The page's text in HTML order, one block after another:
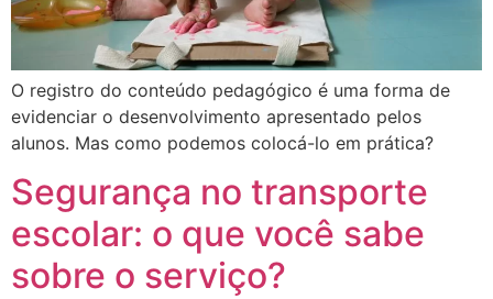
O registro do conteúdo pedagógico é uma forma de
evidenciar o desenvolvimento apresentado pelos
alunos. Mas como podemos colocá-lo em prática?
Segurança no transporte
escolar: o que você sabe
sobre o serviço?